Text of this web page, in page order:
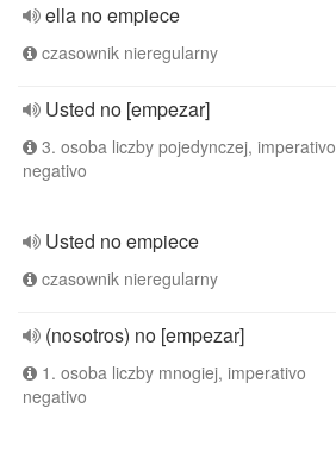
ella no empiece
czasownik nieregularny
Usted no [empezar]
3. osoba liczby pojedynczej, imperativo
negativo
Usted no empiece
czasownik nieregularny
(nosotros) no [empezar]
1. osoba liczby mnogiej, imperativo
negativo